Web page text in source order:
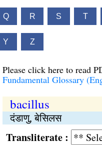
Q R S T
Y Z
Please click here to read
Fundamental Glossary
bacillus
दंडाणु, बेसिलस
: